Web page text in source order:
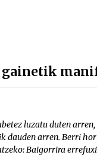
gainetik
luzatu duten
dauden arren. Berri
Baigorrira